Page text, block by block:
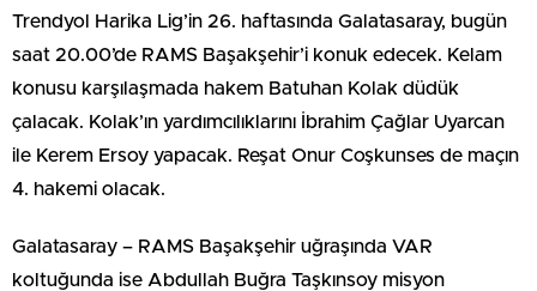
Trendyol Harika Lig’in 26. haftasında Galatasaray, bugün
saat 20.00’de RAMS Başakşehir’i konuk edecek. Kelam
konusu karşılaşmada hakem Batuhan Kolak düdük
çalacak. Kolak’ın yardımcılıklarını İbrahim Çağlar Uyarcan
ile Kerem Ersoy yapacak. Reşat Onur Coşkunses de maçın
4. hakemi olacak.
Galatasaray – RAMS Başakşehir uğraşında VAR
koltuğunda ise Abdullah Buğra Taşkınsoy misyon